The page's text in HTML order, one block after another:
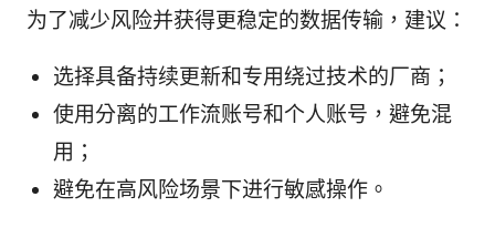
为了减少风险并获得更稳定的数据传输，建议：
选择具备持续更新和专用绕过技术的厂商；
使用分离的工作流账号和个人账号，避免混
用；
避免在高风险场景下进行敏感操作。